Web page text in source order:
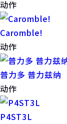
动作
Caromble!
动作
普力多 普力兹纳
动作
P4ST3L